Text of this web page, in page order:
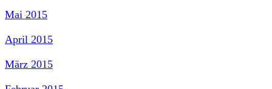
Mai 2015
April 2015
März 2015